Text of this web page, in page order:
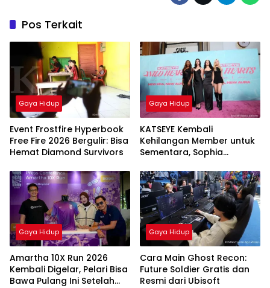
Pos Terkait
Gaya Hidup
Event Frostfire Hyperbook
Free Fire 2026 Bergulir: Bisa
Hemat Diamond Survivors
Gaya Hidup
KATSEYE Kembali
Kehilangan Member untuk
Sementara, Sophia
Gaya Hidup
Amartha 10X Run 2026
Kembali Digelar, Pelari Bisa
Bawa Pulang Ini Setelah
Gaya Hidup
Cara Main Ghost Recon:
Future Soldier Gratis dan
Resmi dari Ubisoft